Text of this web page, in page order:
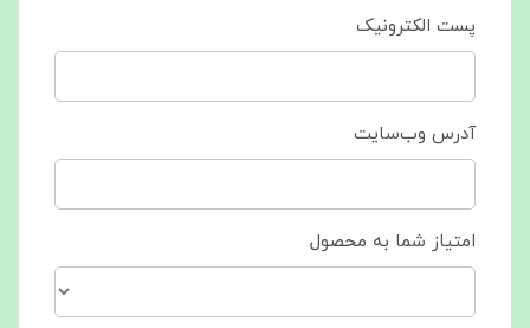
پست الکترونیک
آدرس وب‌سایت
امتیاز شما به محصول